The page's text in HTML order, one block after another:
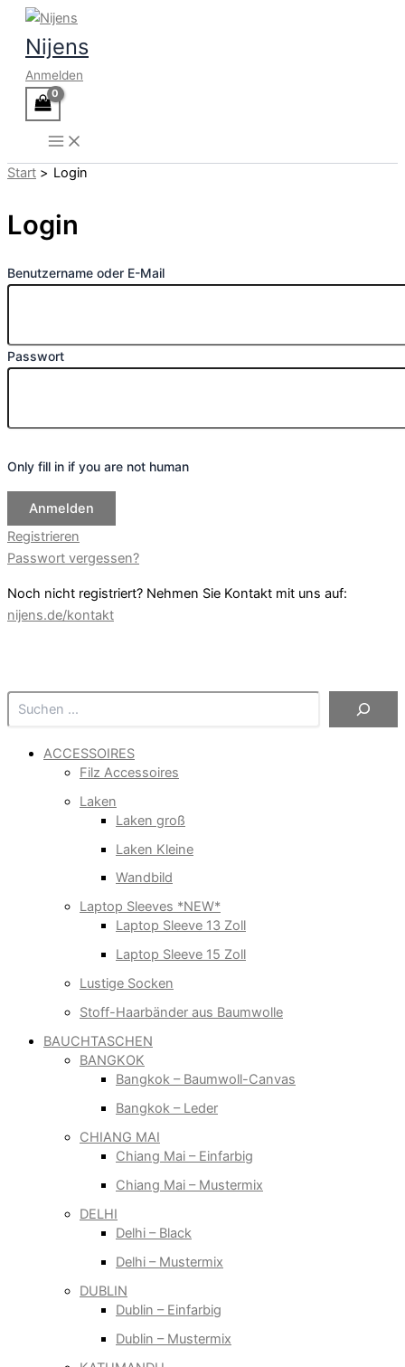
Zum
Inhalt
springen
Nijens
Anmelden
Suchen
ACCESSOIRES
Filz Accessoires
Laken
Laken groß
Laken Kleine
Wandbild
Laptop Sleeves *NEW*
Laptop Sleeve 13 Zoll
Laptop Sleeve 15 Zoll
Lustige Socken
Stoff-Haarbänder aus Baumwolle
BAUCHTASCHEN
BANGKOK
Bangkok – Baumwoll-Canvas
Bangkok – Leder
CHIANG MAI
Chiang Mai – Einfarbig
Chiang Mai – Mustermix
DELHI
Delhi – Black
Delhi – Mustermix
DUBLIN
Dublin – Einfarbig
Dublin – Mustermix
Start Login
Login
Benutzername oder E-Mail
Passwort
Only fill in if you are not human
Registrieren
Passwort vergessen?
Noch nicht registriert? Nehmen Sie Kontakt mit uns auf:
nijens.de/kontakt